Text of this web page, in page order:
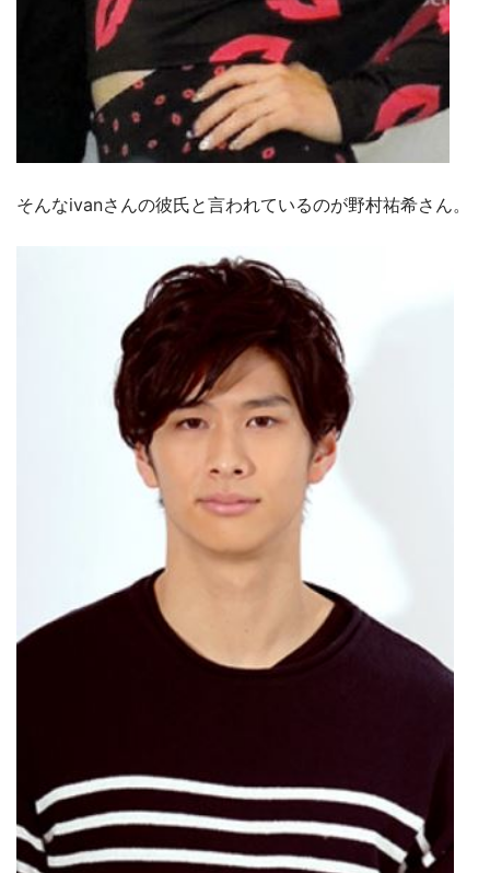
そんなivanさんの彼氏と言われているのが野村祐希さん。